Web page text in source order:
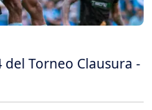
Torneo Clausura -